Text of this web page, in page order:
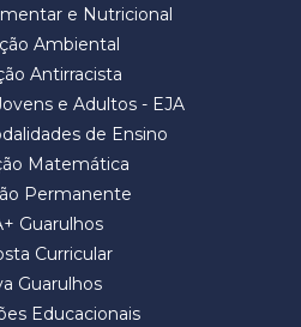
e Nutricional
Ambiental
Antirracista
e Adultos - EJA
de Ensino
Matemática
Permanente
Guarulhos
Curricular
Guarulhos
Educacionais